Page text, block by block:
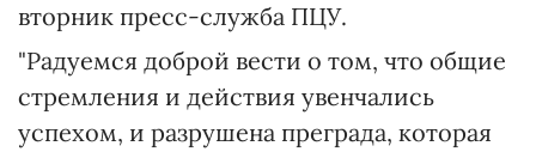
вторник пресс-служба ПЦУ.
"Радуемся доброй вести о том, что общие
стремления и действия увенчались
успехом, и разрушена преграда, которая